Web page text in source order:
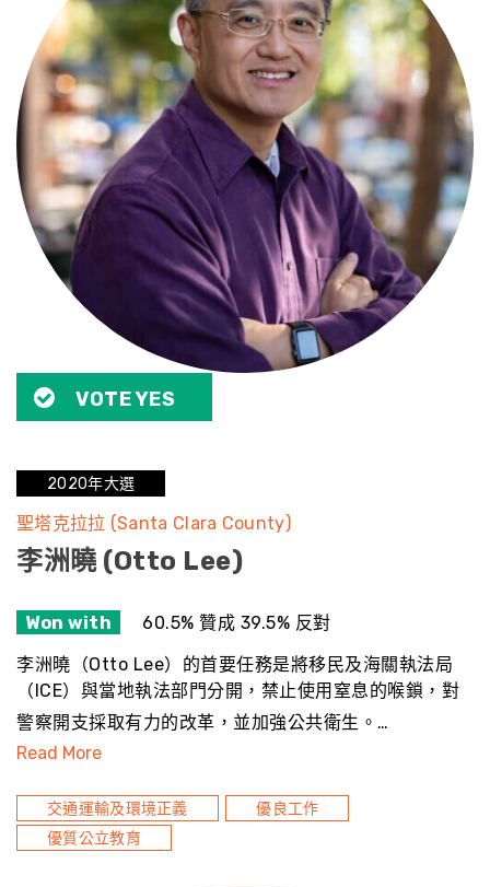
VOTE YES
2020年大選
聖塔克拉拉 (Santa Clara County)
李洲曉 (Otto Lee)
Won with 60.5% 贊成 39.5% 反對
李洲曉（Otto Lee）的首要任務是將移民及海關執法局
（ICE）與當地執法部門分開，禁止使用窒息的喉鎖，對
警察開支採取有力的改革，並加強公共衛生。…
Read More
交通運輸及環境正義
優良工作
優質公立教育